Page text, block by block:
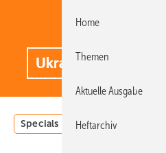
Specials Einstrahlungsatlas
Home
Themen
Aktuelle Ausgabe
Heftarchiv